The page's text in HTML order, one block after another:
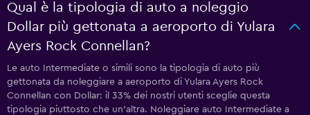
Qual è la tipologia di auto a noleggio
Dollar più gettonata a aeroporto di Yulara
Ayers Rock Connellan?
Le auto Intermediate o simili sono la tipologia di auto più
gettonata da noleggiare a aeroporto di Yulara Ayers Rock
Connellan con Dollar: il 33% dei nostri utenti sceglie questa
tipologia piuttosto che un'altra. Noleggiare auto Intermediate a